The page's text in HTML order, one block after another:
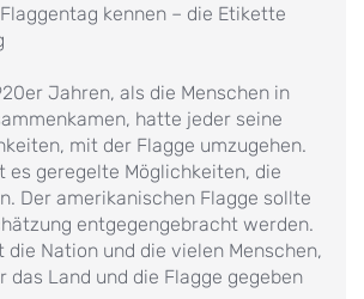
kennen – die Etikette
Jahren, als die Menschen in
hatte jeder seine
mit der Flagge umzugehen.
es geregelte Möglichkeiten, die
Der amerikanischen Flagge sollte
entgegengebracht werden.
die Nation und die vielen Menschen,
das Land und die Flagge gegeben